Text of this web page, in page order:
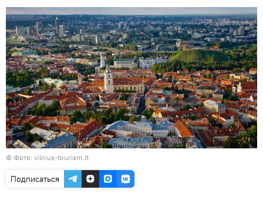
© Фото: vilnius-tourism.lt
Подписаться